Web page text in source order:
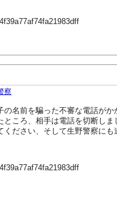
察
名前を騙った不審な電話がか
ころ、相手は電話を切断しま
ださい、そして生野警察にも